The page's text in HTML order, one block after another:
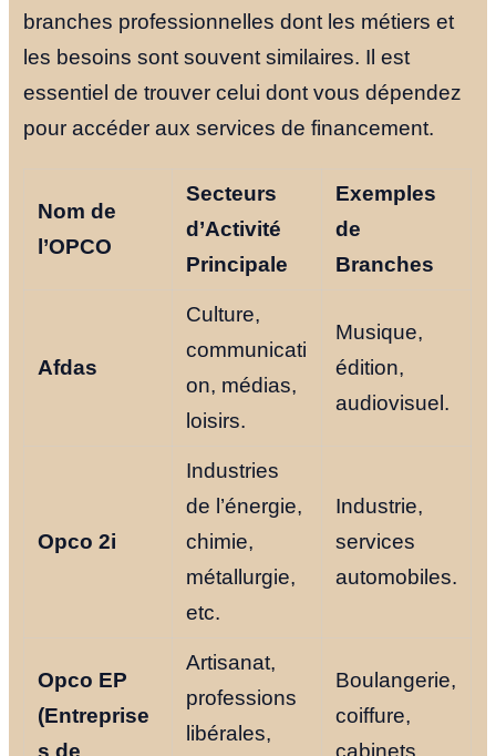
branches professionnelles dont les métiers et
les besoins sont souvent similaires. Il est
essentiel de trouver celui dont vous dépendez
pour accéder aux services de financement.
Nom de
l’OPCO
Secteurs
d’Activité
Principale
Exemples
de
Branches
Afdas
Culture,
communicati
on, médias,
loisirs.
Musique,
édition,
audiovisuel.
Opco 2i
Industries
de l’énergie,
chimie,
métallurgie,
etc.
Industrie,
services
automobiles.
Opco EP
(Entreprise
s de
Artisanat,
professions
libérales,
Boulangerie,
coiffure,
cabinets